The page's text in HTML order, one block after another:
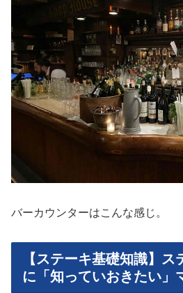
バーカウンターはこんな感じ。
【ステーキ基礎知識】
に「知っていおきたい」